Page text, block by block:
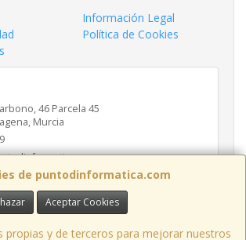
de puntodinformatica.com
Aceptar Cookies
propias y de terceros para mejorar nuestros
Información Legal
Política de Cookies
46 Parcela 45
, Murcia
y de 16:30h a 20:00h